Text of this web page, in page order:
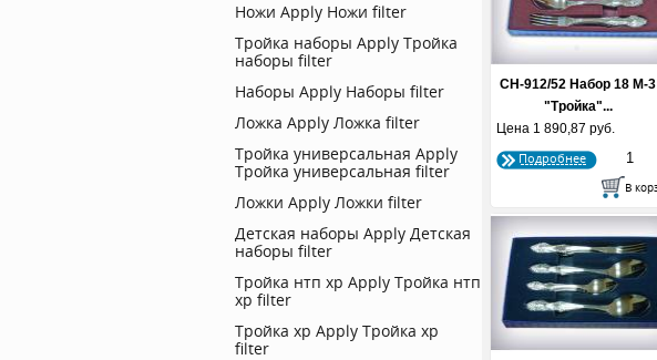
Ножи Apply Ножи filter
Тройка наборы Apply Тройка
наборы filter
Наборы Apply Наборы filter
Ложка Apply Ложка filter
Тройка универсальная Apply
Тройка универсальная filter
Ложки Apply Ложки filter
Детская наборы Apply Детская
наборы filter
Тройка нтп хр Apply Тройка нтп
хр filter
Тройка хр Apply Тройка хр
filter
СН-912/52 Набор 18 М-3
"Тройка"...
Цена 1 890,87 руб.
Подробнее